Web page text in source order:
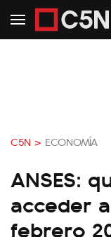
C5N > ECONOMÍA
ANSES:
acceder
febrero